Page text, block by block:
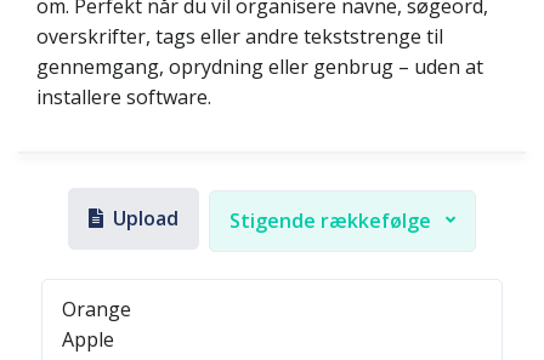
om. Perfekt når du vil organisere navne, søgeord,
overskrifter, tags eller andre tekststrenge til
gennemgang, oprydning eller genbrug – uden at
installere software.
Upload Stigende rækkefølge